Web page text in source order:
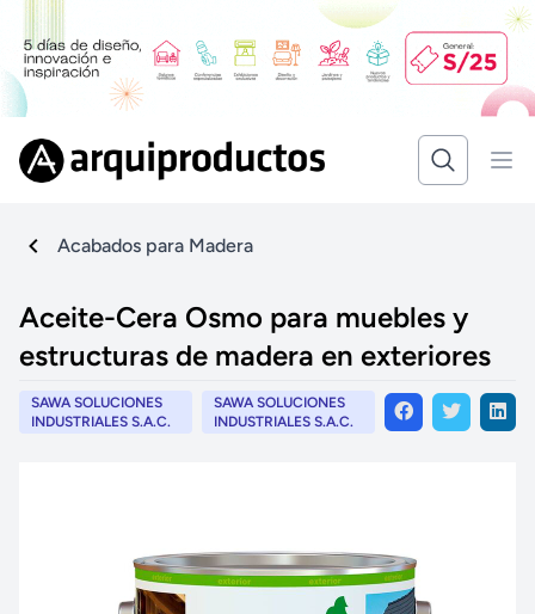
Acabados para Madera
Aceite-Cera Osmo para muebles y
estructuras de madera en exteriores
SAWA SOLUCIONES
INDUSTRIALES S.A.C.
SAWA SOLUCIONES
INDUSTRIALES S.A.C.